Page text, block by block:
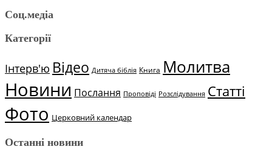
Соц.медіа
Категорії
Інтерв'ю Відео Дитяча біблія Книга Молитва
Новини Послання Проповіді Розслідування Статті
Фото Церковний календар
Останні новини